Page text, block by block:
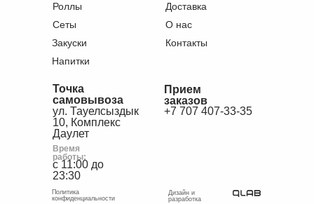
+7 707 407-33-35
Прием
заказов
ул. Тауелсыздык
10, Комплекс
Даулет
Точка
самовывоза
с 11:00 до
23:30
Время
работы:
Дизайн и
разработка
Политика
конфиденциальности
Доставка
О нас
Контакты
Роллы
Сеты
Закуски
Напитки